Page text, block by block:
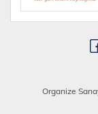
Organize